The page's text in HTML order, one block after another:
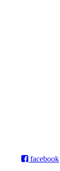
facebook